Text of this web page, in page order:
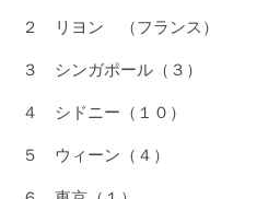
２ リヨン （フランス）
３ シンガポール（３）
４ シドニー（１０）
５ ウィーン（４）